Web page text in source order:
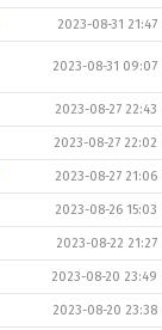
2023-08-31 21:47
2023-08-31 09:07
2023-08-27 22:43
2023-08-27 22:02
2023-08-27 21:06
2023-08-26 15:03
2023-08-22 21:27
2023-08-20 23:49
2023-08-20 23:38